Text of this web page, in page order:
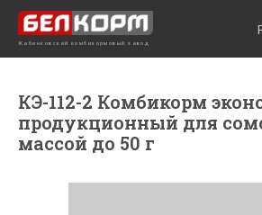
Жабинковский комбикормовый завод
КЭ-112-2 Комбикорм
продукционный для
массой до 50 г